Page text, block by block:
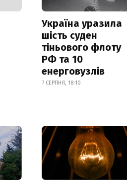
Україна уразила
шість суден
тіньового флоту
РФ та 10
енерговузлів
7 СЕРПНЯ, 18:10